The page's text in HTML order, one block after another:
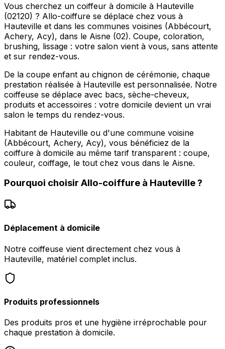
Vous cherchez un coiffeur à domicile à Hauteville
(02120) ? Allo-coiffure se déplace chez vous à
Hauteville et dans les communes voisines (Abbécourt,
Achery, Acy), dans le Aisne (02). Coupe, coloration,
brushing, lissage : votre salon vient à vous, sans attente
et sur rendez-vous.
De la coupe enfant au chignon de cérémonie, chaque
prestation réalisée à Hauteville est personnalisée. Notre
coiffeuse se déplace avec bacs, sèche-cheveux,
produits et accessoires : votre domicile devient un vrai
salon le temps du rendez-vous.
Habitant de Hauteville ou d'une commune voisine
(Abbécourt, Achery, Acy), vous bénéficiez de la
coiffure à domicile au même tarif transparent : coupe,
couleur, coiffage, le tout chez vous dans le Aisne.
Pourquoi choisir Allo-coiffure à Hauteville?
Déplacement à domicile
Notre coiffeuse vient directement chez vous à
Hauteville, matériel complet inclus.
Produits professionnels
Des produits pros et une hygiène irréprochable pour
chaque prestation à domicile.